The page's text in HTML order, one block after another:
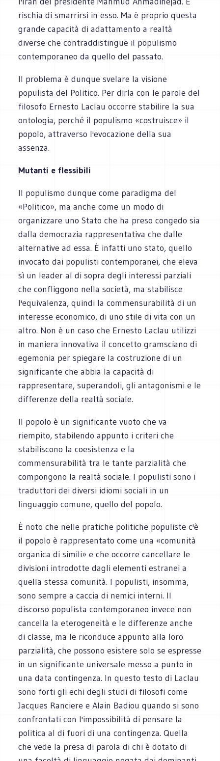
rischia di smarrirsi in esso. Ma è proprio questa
grande capacità di adattamento a realtà
diverse che contraddistingue il populismo
contemporaneo da quello del passato.
Il problema è dunque svelare la visione
populista del Politico. Per dirla con le parole del
filosofo Ernesto Laclau occorre stabilire la sua
ontologia, perché il populismo «costruisce» il
popolo, attraverso l'evocazione della sua
assenza.
Mutanti e flessibili
Il populismo dunque come paradigma del
«Politico», ma anche come un modo di
organizzare uno Stato che ha preso congedo sia
dalla democrazia rappresentativa che dalle
alternative ad essa. È infatti uno stato, quello
invocato dai populisti contemporanei, che eleva
sì un leader al di sopra degli interessi parziali
che confliggono nella società, ma stabilisce
l'equivalenza, quindi la commensurabilità di un
interesse economico, di uno stile di vita con un
altro. Non è un caso che Ernesto Laclau utilizzi
in maniera innovativa il concetto gramsciano di
egemonia per spiegare la costruzione di un
significante che abbia la capacità di
rappresentare, superandoli, gli antagonismi e le
differenze della realtà sociale.
Il popolo è un significante vuoto che va
riempito, stabilendo appunto i criteri che
stabiliscono la coesistenza e la
commensurabilità tra le tante parzialità che
compongono la realtà sociale. I populisti sono i
traduttori dei diversi idiomi sociali in un
linguaggio comune, quello del popolo.
È noto che nelle pratiche politiche populiste c'è
il popolo è rappresentato come una «comunità
organica di simili» e che occorre cancellare le
divisioni introdotte dagli elementi estranei a
quella stessa comunità. I populisti, insomma,
sono sempre a caccia di nemici interni. Il
discorso populista contemporaneo invece non
cancella la eterogeneità e le differenze anche
di classe, ma le riconduce appunto alla loro
parzialità, che possono esistere solo se espresse
in un significante universale messo a punto in
una data contingenza. In questo testo di Laclau
sono forti gli echi degli studi di filosofi come
Jacques Ranciere e Alain Badiou quando si sono
confrontati con l'impossibilità di pensare la
politica al di fuori di una contingenza. Quella
che vede la presa di parola di chi è dotato di